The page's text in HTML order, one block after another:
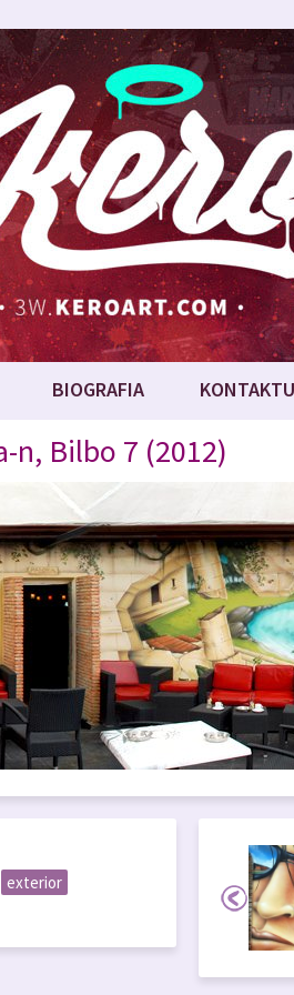
BIOGRAFIA
n, Bilbo 7 (2012)
exterior